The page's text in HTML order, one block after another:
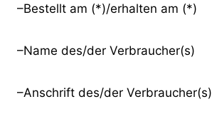
–Bestellt am (*)/erhalten am (*)
–Name des/der Verbraucher(s)
–Anschrift des/der Verbraucher(s)